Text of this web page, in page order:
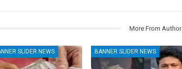
More From Author
SLIDER NEWS BANNER SLIDER NEWS